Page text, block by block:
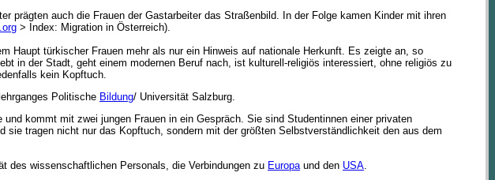
prägten auch die Frauen der Gastarbeiter das Straßenbild. In der Folge kamen Kinder mit ihren
> Index: Migration in Österreich).
Haupt türkischer Frauen mehr als nur ein Hinweis auf nationale Herkunft. Es zeigte an, so
in der Stadt, geht einem modernen Beruf nach, ist kulturell-religiös interessiert, ohne religiös zu
kein Kopftuch.
Politische Bildung/ Universität Salzburg.
kommt mit zwei jungen Frauen in ein Gespräch. Sie sind Studentinnen einer privaten
tragen nicht nur das Kopftuch, sondern mit der größten Selbstverständlichkeit den aus dem
des wissenschaftlichen Personals, die Verbindungen zu Europa und den USA